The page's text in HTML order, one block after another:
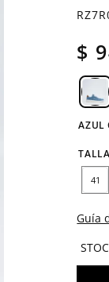
$
AZUL
TALLA
41
Guía